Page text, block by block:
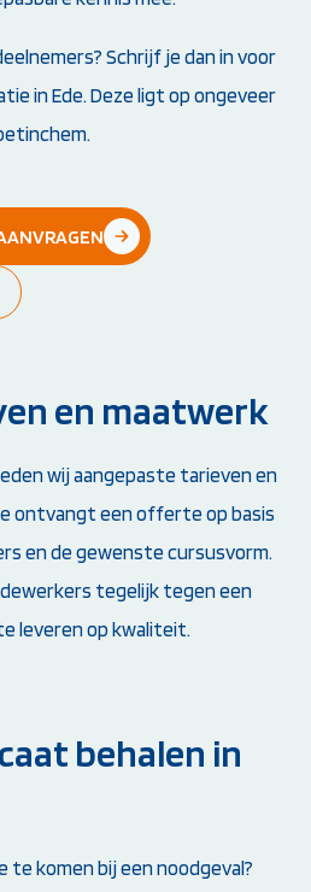
Schrijf je dan in voor
in Ede. Deze ligt op ongeveer
en maatwerk
wij aangepaste tarieven en
ontvangt een offerte op basis
en de gewenste cursusvorm.
tegelijk tegen een
leveren op kwaliteit.
behalen in
te komen bij een noodgeval?